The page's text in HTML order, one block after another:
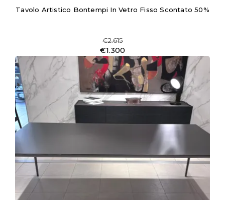
Tavolo Artistico Bontempi In Vetro Fisso Scontato 50%
€2.615
€1.300